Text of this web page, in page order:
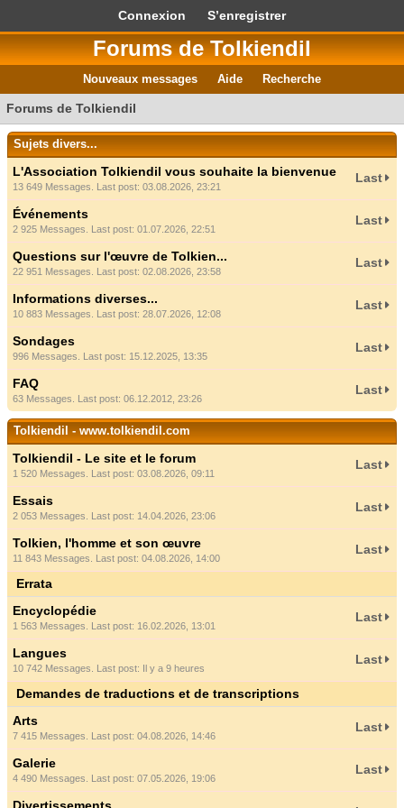
Connexion S’enregistrer
Forums de Tolkiendil
Nouveaux messages Aide Recherche
Forums de Tolkiendil
Sujets divers...
L'Association Tolkiendil vous souhaite la bienvenue
13 649 Messages. Last post: 03.08.2026, 23:21
Last
Événements
2 925 Messages. Last post: 01.07.2026, 22:51
Last
Questions sur l'œuvre de Tolkien...
22 951 Messages. Last post: 02.08.2026, 23:58
Last
Informations diverses...
10 883 Messages. Last post: 28.07.2026, 12:08
Last
Sondages
996 Messages. Last post: 15.12.2025, 13:35
Last
FAQ
63 Messages. Last post: 06.12.2012, 23:26
Last
Tolkiendil - www.tolkiendil.com
Tolkiendil - Le site et le forum
1 520 Messages. Last post: 03.08.2026, 09:11
Last
Essais
2 053 Messages. Last post: 14.04.2026, 23:06
Last
Tolkien, l'homme et son œuvre
11 843 Messages. Last post: 04.08.2026, 14:00
Last
Errata
Encyclopédie
1 563 Messages. Last post: 16.02.2026, 13:01
Last
Langues
10 742 Messages. Last post: Il y a 9 heures
Last
Demandes de traductions et de transcriptions
Arts
7 415 Messages. Last post: 04.08.2026, 14:46
Last
Galerie
4 490 Messages. Last post: 07.05.2026, 19:06
Last